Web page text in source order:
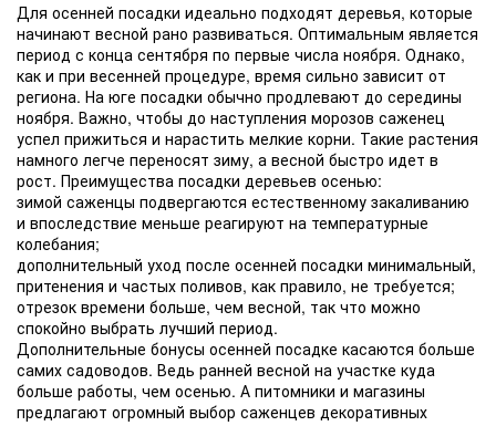
Для осенней посадки идеально подходят деревья, которые
начинают весной рано развиваться. Оптимальным является
период с конца сентября по первые числа ноября. Однако,
как и при весенней процедуре, время сильно зависит от
региона. На юге посадки обычно продлевают до середины
ноября. Важно, чтобы до наступления морозов саженец
успел прижиться и нарастить мелкие корни. Такие растения
намного легче переносят зиму, а весной быстро идет в
рост. Преимущества посадки деревьев осенью:
зимой саженцы подвергаются естественному закаливанию
и впоследствие меньше реагируют на температурные
колебания;
дополнительный уход после осенней посадки минимальный,
притенения и частых поливов, как правило, не требуется;
отрезок времени больше, чем весной, так что можно
спокойно выбрать лучший период.
Дополнительные бонусы осенней посадке касаются больше
самих садоводов. Ведь ранней весной на участке куда
больше работы, чем осенью. А питомники и магазины
предлагают огромный выбор саженцев декоративных